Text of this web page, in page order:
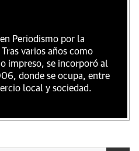
Periodismo por la
varios años como
impreso, se incorporó al
donde se ocupa, entre
local y sociedad.